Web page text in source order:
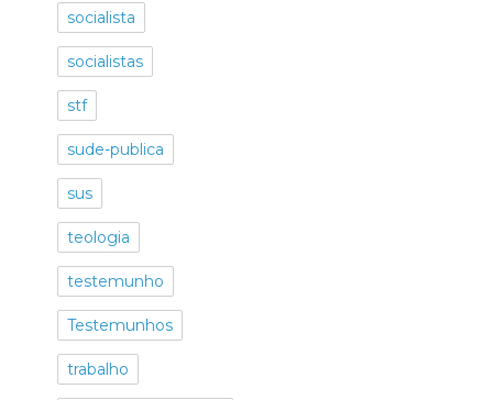
socialista
socialistas
stf
sude-publica
sus
teologia
testemunho
Testemunhos
trabalho